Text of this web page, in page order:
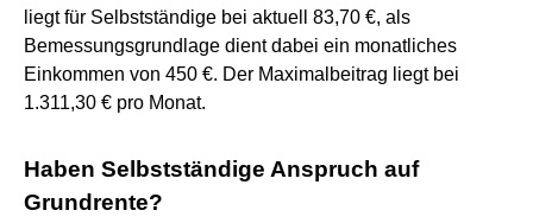
liegt für Selbstständige bei aktuell 83,70 €, als
Bemessungsgrundlage dient dabei ein monatliches
Einkommen von 450 €. Der Maximalbeitrag liegt bei
1.311,30 € pro Monat.
Haben Selbstständige Anspruch auf
Grundrente?